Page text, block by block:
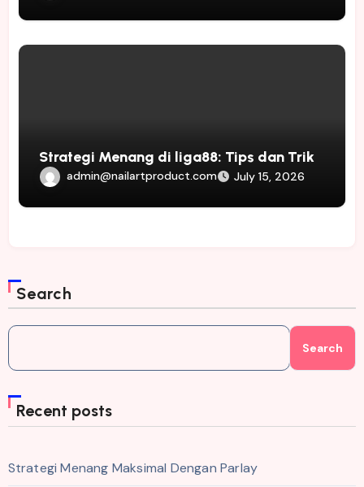
Strategi Menang di liga88: Tips dan Trik
admin@nailartproduct.com July 15, 2026
Search
Search
Recent posts
Strategi Menang Maksimal Dengan Parlay